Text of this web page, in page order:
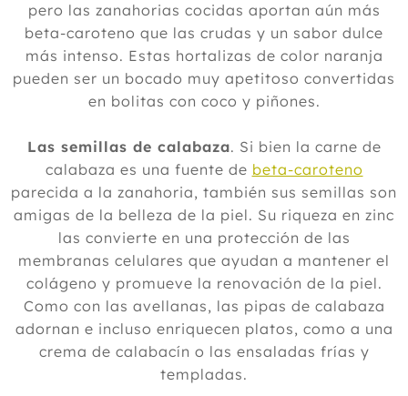
pero las zanahorias cocidas aportan aún más
beta-caroteno que las crudas y un sabor dulce
más intenso. Estas hortalizas de color naranja
pueden ser un bocado muy apetitoso convertidas
en bolitas con coco y piñones.
Las semillas de calabaza. Si bien la carne de
calabaza es una fuente de beta-caroteno
parecida a la zanahoria, también sus semillas son
amigas de la belleza de la piel. Su riqueza en zinc
las convierte en una protección de las
membranas celulares que ayudan a mantener el
colágeno y promueve la renovación de la piel.
Como con las avellanas, las pipas de calabaza
adornan e incluso enriquecen platos, como a una
crema de calabacín o las ensaladas frías y
templadas.